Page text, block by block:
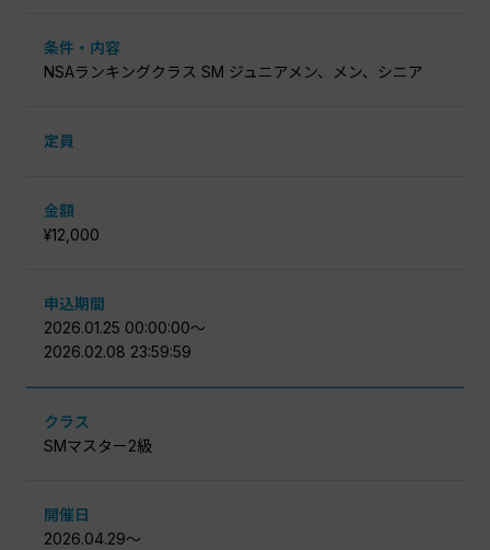
条件・内容
NSAランキングクラス SM ジュニアメン、メン、シニア
定員
金額
¥12,000
申込期間
2026.01.25 00:00:00〜
2026.02.08 23:59:59
クラス
SMマスター2級
開催日
2026.04.29〜